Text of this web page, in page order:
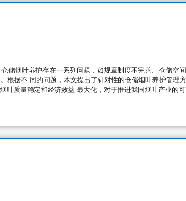
烟叶养护存在一系列问题，如规章制度不完善、仓储空
据不 同的问题，本文提出了针对性的仓储烟叶养护管理
质量稳定和经济效益 最大化，对于推进我国烟叶产业的可